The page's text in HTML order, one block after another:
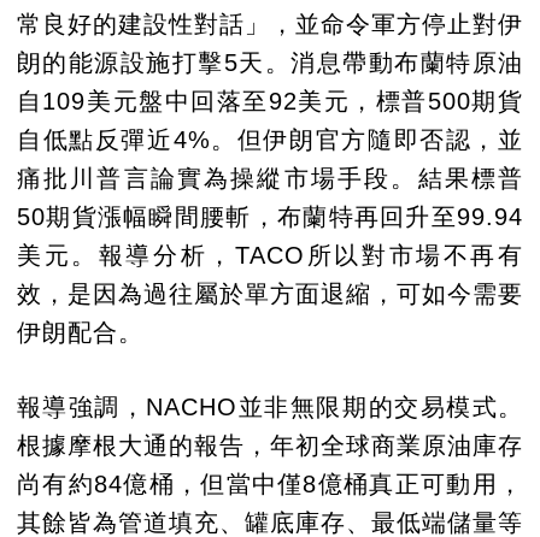
常良好的建設性對話」，並命令軍方停止對伊
朗的能源設施打擊5天。消息帶動布蘭特原油
自109美元盤中回落至92美元，標普500期貨
自低點反彈近4%。但伊朗官方隨即否認，並
痛批川普言論實為操縱市場手段。結果標普
50期貨漲幅瞬間腰斬，布蘭特再回升至99.94
美元。報導分析，TACO所以對市場不再有
效，是因為過往屬於單方面退縮，可如今需要
伊朗配合。
報導強調，NACHO並非無限期的交易模式。
根據摩根大通的報告，年初全球商業原油庫存
尚有約84億桶，但當中僅8億桶真正可動用，
其餘皆為管道填充、罐底庫存、最低端儲量等